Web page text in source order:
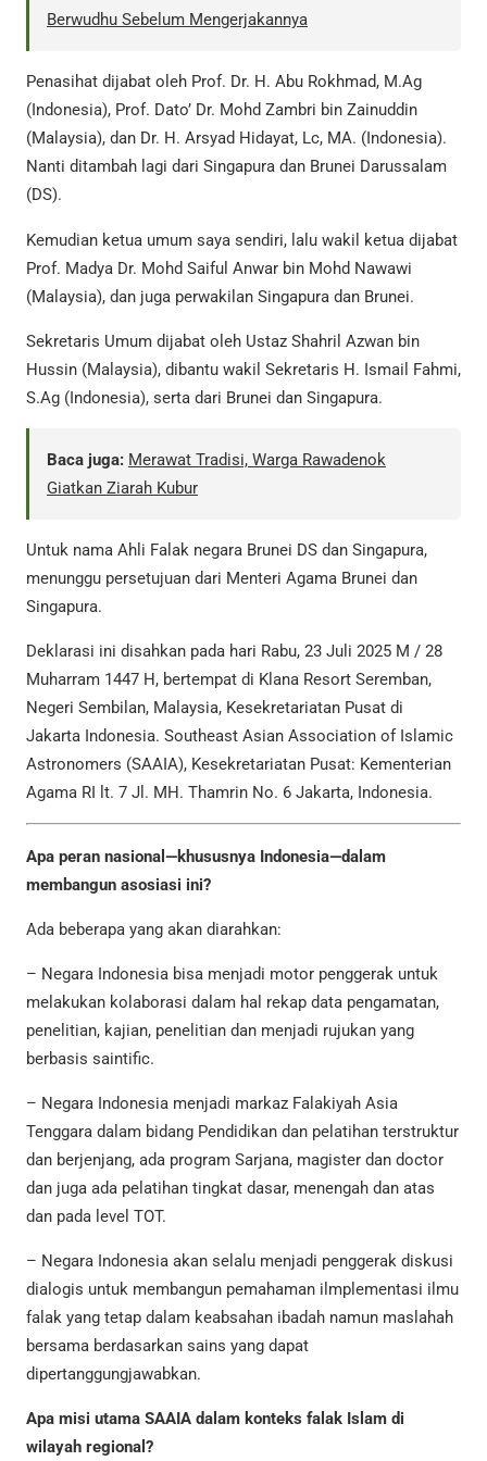
Berwudhu Sebelum Mengerjakannya
Penasihat dijabat oleh Prof. Dr. H. Abu Rokhmad, M.Ag
(Indonesia), Prof. Dato’ Dr. Mohd Zambri bin Zainuddin
(Malaysia), dan Dr. H. Arsyad Hidayat, Lc, MA. (Indonesia).
Nanti ditambah lagi dari Singapura dan Brunei Darussalam
(DS).
Kemudian ketua umum saya sendiri, lalu wakil ketua dijabat
Prof. Madya Dr. Mohd Saiful Anwar bin Mohd Nawawi
(Malaysia), dan juga perwakilan Singapura dan Brunei.
Sekretaris Umum dijabat oleh Ustaz Shahril Azwan bin
Hussin (Malaysia), dibantu wakil Sekretaris H. Ismail Fahmi,
S.Ag (Indonesia), serta dari Brunei dan Singapura.
Baca juga: Merawat Tradisi, Warga Rawadenok
Giatkan Ziarah Kubur
Untuk nama Ahli Falak negara Brunei DS dan Singapura,
menunggu persetujuan dari Menteri Agama Brunei dan
Singapura.
Deklarasi ini disahkan pada hari Rabu, 23 Juli 2025 M / 28
Muharram 1447 H, bertempat di Klana Resort Seremban,
Negeri Sembilan, Malaysia, Kesekretariatan Pusat di
Jakarta Indonesia. Southeast Asian Association of Islamic
Astronomers (SAAIA), Kesekretariatan Pusat: Kementerian
Agama RI lt. 7 Jl. MH. Thamrin No. 6 Jakarta, Indonesia.
Apa peran nasional—khususnya Indonesia—dalam
membangun asosiasi ini?
Ada beberapa yang akan diarahkan:
– Negara Indonesia bisa menjadi motor penggerak untuk
melakukan kolaborasi dalam hal rekap data pengamatan,
penelitian, kajian, penelitian dan menjadi rujukan yang
berbasis saintific.
– Negara Indonesia menjadi markaz Falakiyah Asia
Tenggara dalam bidang Pendidikan dan pelatihan terstruktur
dan berjenjang, ada program Sarjana, magister dan doctor
dan juga ada pelatihan tingkat dasar, menengah dan atas
dan pada level TOT.
– Negara Indonesia akan selalu menjadi penggerak diskusi
dialogis untuk membangun pemahaman ilmplementasi ilmu
falak yang tetap dalam keabsahan ibadah namun maslahah
bersama berdasarkan sains yang dapat
dipertanggungjawabkan.
Apa misi utama SAAIA dalam konteks falak Islam di
wilayah regional?